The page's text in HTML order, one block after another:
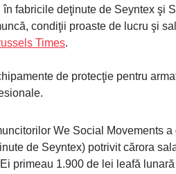
în fabricile deţinute de Seyntex şi
condiţii proaste de lucru şi
Times.
de protecţie pentru
We Social Movements a
de Seyntex) potrivit cărora
primeau 1.900 de lei leafă